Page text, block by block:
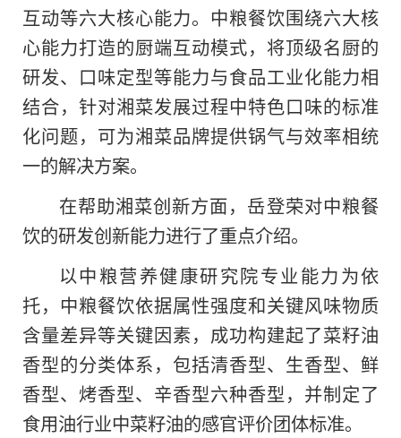
互动等六大核心能力。中粮餐饮围绕六大核
心能力打造的厨端互动模式，将顶级名厨的
研发、口味定型等能力与食品工业化能力相
结合，针对湘菜发展过程中特色口味的标准
化问题，可为湘菜品牌提供锅气与效率相统
一的解决方案。
在帮助湘菜创新方面，岳登荣对中粮餐
饮的研发创新能力进行了重点介绍。
以中粮营养健康研究院专业能力为依
托，中粮餐饮依据属性强度和关键风味物质
含量差异等关键因素，成功构建起了菜籽油
香型的分类体系，包括清香型、生香型、鲜
香型、烤香型、辛香型六种香型，并制定了
食用油行业中菜籽油的感官评价团体标准。